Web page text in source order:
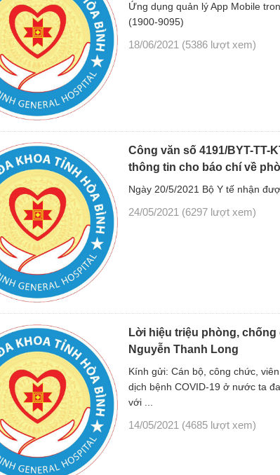
Ứng dụng quản lý App Mobile
(1900-9095)
18/06/2021 (5386 lượt xem)
Công văn số 4191/BYT-TT-
thông tin cho báo chí về
Ngày 20/5/2021 Bộ Y tế nhận
24/05/2021 (6297 lượt xem)
Lời hiệu triệu phòng,
Nguyễn Thanh Long
Kính gửi: Cán bộ, công chức,
dịch bệnh COVID-19 ở nước ta
với ...
14/05/2021 (4685 lượt xem)